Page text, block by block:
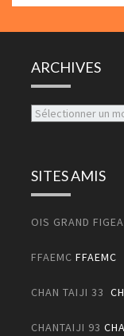
ARCHIVES
Archives
SITES AMIS
OIS GRAND
FFAEMC FFAEMC
CHAN TAIJI 33
CHANTAIJI 93